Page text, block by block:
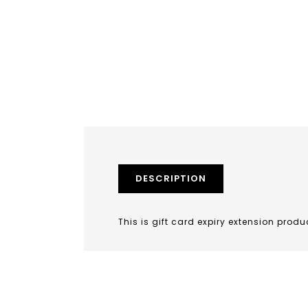
DESCRIPTION
This is gift card expiry extension